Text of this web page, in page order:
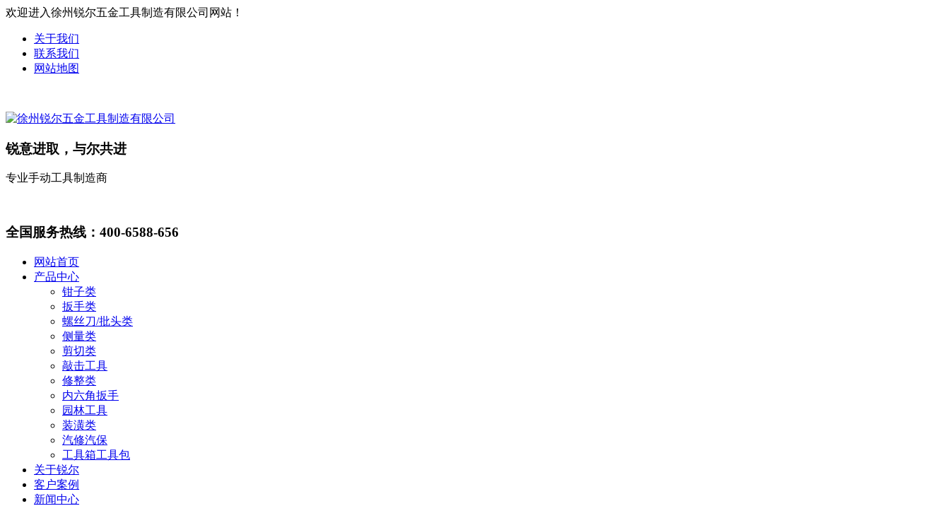
欢迎进入徐州锐尔五金工具制造有限公司网站！
关于我们
联系我们
网站地图
锐意进取，与尔共进
专业手动工具制造商
全国服务热线： 400-6588-656
网站首页
产品中心
钳子类
扳手类
螺丝刀/批头类
侧量类
剪切类
敲击工具
修整类
内六角扳手
园林工具
装潢类
汽修汽保
工具箱工具包
关于锐尔
客户案例
新闻中心